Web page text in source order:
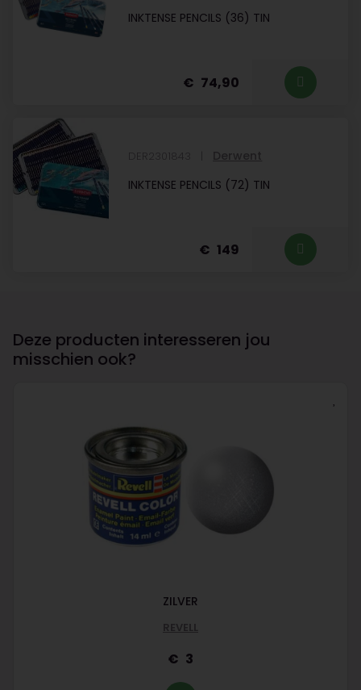
INKTENSE PENCILS (36) TIN
74,90
DER2301843
Derwent
INKTENSE PENCILS (72) TIN
149
Deze producten interesseren jou
misschien ook?
ZILVER
REVELL
3